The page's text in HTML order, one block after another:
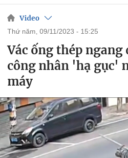
Video
thứ năm, 09/11/2023 - 15:25
Vác ống thép
công nhân 'hạ gục'
máy